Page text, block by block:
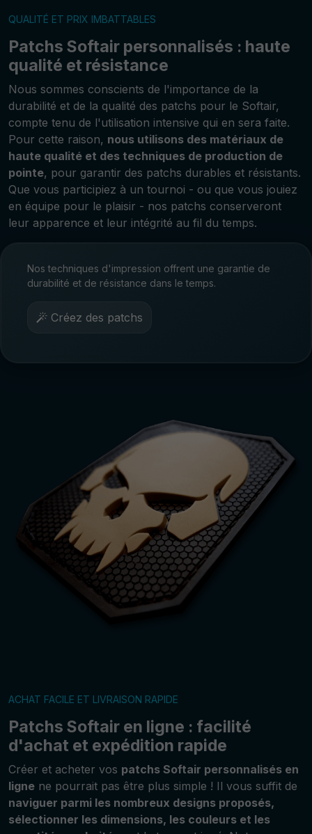
QUALITÉ ET PRIX IMBATTABLES
Patchs Softair personnalisés : haute
qualité et résistance
Nous sommes conscients de l'importance de la
durabilité et de la qualité des patchs pour le Softair,
compte tenu de l'utilisation intensive qui en sera faite.
Pour cette raison, nous utilisons des matériaux de
haute qualité et des techniques de production de
pointe, pour garantir des patchs durables et résistants.
Que vous participiez à un tournoi - ou que vous jouiez
en équipe pour le plaisir - nos patchs conserveront
leur apparence et leur intégrité au fil du temps.
Nos techniques d'impression offrent une garantie de
durabilité et de résistance dans le temps.
Créez des patchs
ACHAT FACILE ET LIVRAISON RAPIDE
Patchs Softair en ligne : facilité
d'achat et expédition rapide
Créer et acheter vos patchs Softair personnalisés en
ligne ne pourrait pas être plus simple ! Il vous suffit de
naviguer parmi les nombreux designs proposés,
sélectionner les dimensions, les couleurs et les